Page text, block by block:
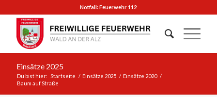
Notfall: Feuerwehr 112
Einsätze 2025
Du bist hier: Startseite / Einsätze 2025 / Einsätze 2020 /
Baum auf Straße